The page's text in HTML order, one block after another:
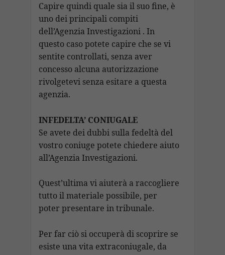
Capire quindi quale sia il suo fine, è
uno dei principali compiti
dell’Agenzia Investigazioni . In
questo caso potete capire che se vi
sentite controllati, senza aver
concesso alcuna autorizzazione
rivolgetevi senza esitare a questa
agenzia.
INFEDELTA’ CONIUGALE
Se avete dei dubbi sulla fedeltà del
vostro coniuge potete chiedere aiuto
all’Agenzia Investigazioni.
Quest’ultima vi aiuterà a raccogliere
tutto il materiale possibile, per
poter presentare in tribunale.
Per far ciò si occuperà di scoprire se
esiste una vita extraconiugale, da